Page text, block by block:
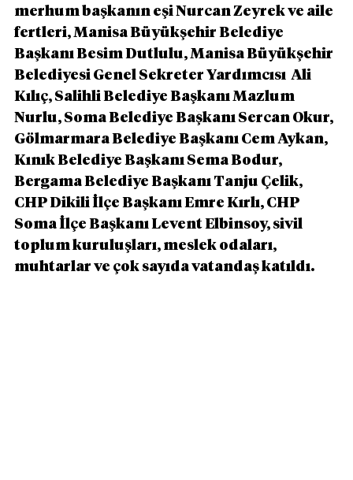
merhum başkanın eşi Nurcan Zeyrek ve aile
fertleri, Manisa Büyükşehir Belediye
Başkanı Besim Dutlulu, Manisa Büyükşehir
Belediyesi Genel Sekreter Yardımcısı  Ali
Kılıç, Salihli Belediye Başkanı Mazlum
Nurlu, Soma Belediye Başkanı Sercan Okur,
Gölmarmara Belediye Başkanı Cem Aykan,
Kınık Belediye Başkanı Sema Bodur,
Bergama Belediye Başkanı Tanju Çelik,
CHP Dikili İlçe Başkanı Emre Kırlı, CHP
Soma İlçe Başkanı Levent Elbinsoy, sivil
toplum kuruluşları, meslek odaları,
muhtarlar ve çok sayıda vatandaş katıldı.